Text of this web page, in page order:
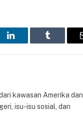
LinkedIn Tumblr
kawasan Amerika dan
isu-isu sosial, dan